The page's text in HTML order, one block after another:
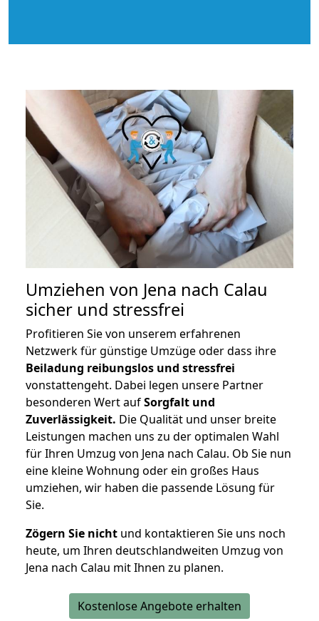
Umziehen von Jena nach Calau
sicher und stressfrei
Profitieren Sie von unserem erfahrenen
Netzwerk für günstige Umzüge oder dass ihre
Beiladung reibungslos und stressfrei
vonstattengeht. Dabei legen unsere Partner
besonderen Wert aufSorgfalt und
Zuverlässigkeit. Die Qualität und unser breite
Leistungen machen uns zu der optimalen Wahl
für Ihren Umzug von Jena nach Calau. Ob Sie nun
eine kleine Wohnung oder ein großes Haus
umziehen, wir haben die passende Lösung für
Sie.
Zögern Sie nicht und kontaktieren Sie uns noch
heute, um Ihren deutschlandweiten Umzug von
Jena nach Calau mit Ihnen zu planen.
Kostenlose Angebote erhalten